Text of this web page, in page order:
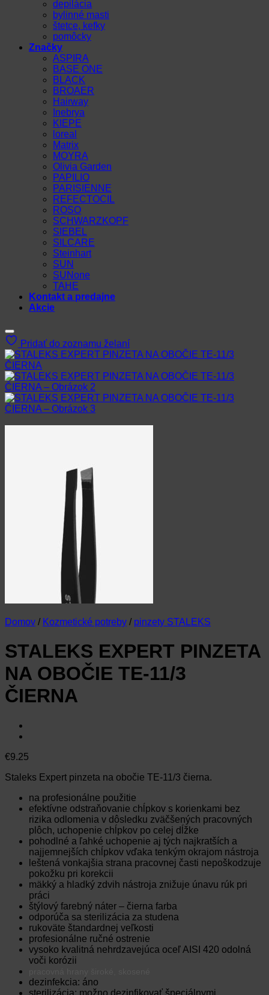
depilácia
bylinné masti
štetce, kefky
pomôcky
Značky
ASPIRA
BASE ONE
BLACK
BROAER
Hairway
Inebrya
KIEPE
loreal
Matrix
MOYRA
Olivia Garden
PAPILIO
PARISIENNE
REFECTOCIL
ROSO
SCHWARZKOPF
SIEBEL
SILCARE
Steinhart
SUN
SUNone
TAHE
Kontakt a predajne
Akcie
Pridať do zoznamu želaní
Domov / Kozmetické potreby / pinzety STALEKS
STALEKS EXPERT PINZETA
NA OBOČIE TE-11/3
ČIERNA
€9.25
Staleks Expert pinzeta na obočie TE-11/3 čierna.
na profesionálne použitie
efektívne odstraňovanie chĺpkov s korienkami bez
rizika odlomenia v dôsledku zväčšených pracovných
plôch, uchopenie chĺpkov po celej dĺžke
pohodlné a ľahké uchopenie aj tých najkratších a
najjemnejších chĺpkov vďaka tenkým okrajom nástroja
leštená vonkajšia strana pracovnej časti nepoškodzuje
pokožku pri korekcii
mäkký a hladký zdvih nástroja znižuje únavu rúk pri
práci
štýlový farebný náter – čierna farba
odporúča sa sterilizácia za studena
rukoväte štandardnej veľkosti
profesionálne ručné ostrenie
vysoko kvalitná nehrdzavejúca oceľ AISI 420 odolná
voči korózii
dezinfekcia: áno
sterilizácia: možno dezinfikovať špeciálnymi